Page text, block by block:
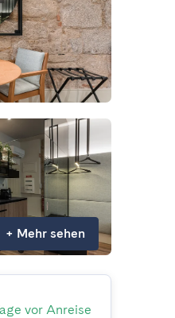
+ Mehr sehen
vor Anreise